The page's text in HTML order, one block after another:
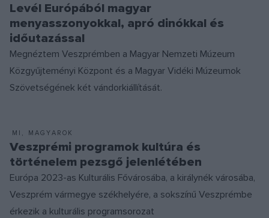
Levél Európából magyar
menyasszonyokkal, apró dinókkal és
időutazással
Megnéztem Veszprémben a Magyar Nemzeti Múzeum
Közgyűjteményi Központ és a Magyar Vidéki Múzeumok
Szövetségének két vándorkiállítását.
MI, MAGYAROK
Veszprémi programok kultúra és
történelem pezsgő jelenlétében
Európa 2023-as Kulturális Fővárosába, a királynék városába,
Veszprém vármegye székhelyére, a sokszínű Veszprémbe
érkezik a kulturális programsorozat